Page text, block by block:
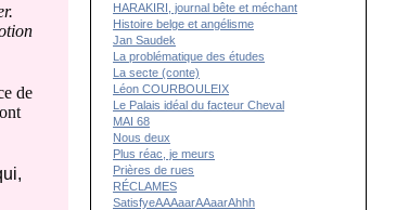
de
HARAKIRI, journal bête et méchant
Histoire belge et angélisme
Jan Saudek
La problématique des études
La secte (conte)
Léon COURBOULEIX
Le Palais idéal du facteur Cheval
MAI 68
Nous deux
Plus réac, je meurs
Prières de rues
RÉCLAMES
SatisfyeAAAaarAAaarAhhh